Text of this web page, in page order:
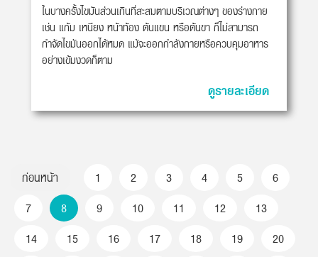
ในบางครั้งไขมันส่วนเกินที่สะสมตามบริเวณต่างๆ ของร่างกาย
เช่น แก้ม เหนียง หน้าท้อง ต้นแขน หรือต้นขา ก็ไม่สามารถ
กำจัดไขมันออกได้หมด แม้จะออกกำลังกายหรือควบคุมอาหาร
อย่างเข้มงวดก็ตาม
ดูรายละเอียด
ก่อนหน้า 1 2 3 4 5
6
7
8 9 10 11 12
13
14
15 16 17 18 19
20